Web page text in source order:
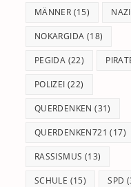
MÄNNER (15)
NOKARGIDA (18)
PEGIDA (22)
POLIZEI (22)
QUERDENKEN (31)
QUERDENKEN721 (17)
RASSISMUS (13)
SCHULE (15) SPD